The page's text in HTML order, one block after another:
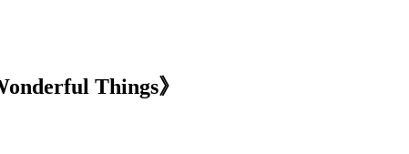
Things》